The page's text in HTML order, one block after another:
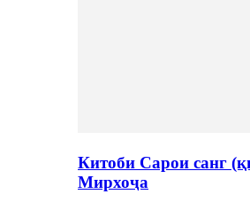
Китоби Сарои санг
Мирхоҷа